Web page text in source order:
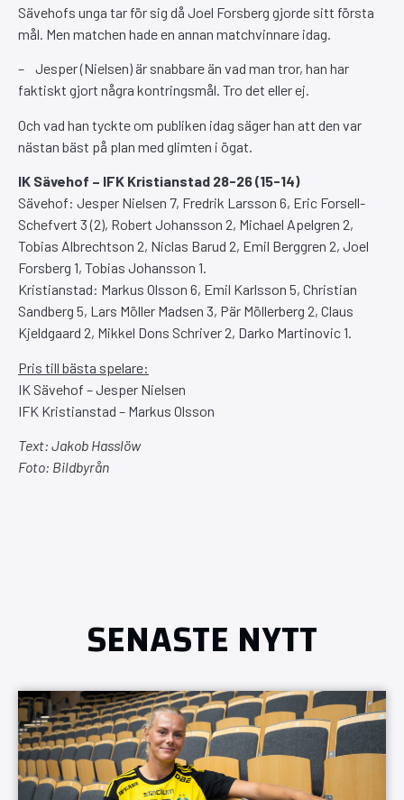
Sävehofs unga tar för sig då Joel Forsberg gjorde sitt första
mål. Men matchen hade en annan matchvinnare idag.
– Jesper (Nielsen) är snabbare än vad man tror, han har
faktiskt gjort några kontringsmål. Tro det eller ej.
Och vad han tyckte om publiken idag säger han att den var
nästan bäst på plan med glimten i ögat.
IK Sävehof – IFK Kristianstad 28-26 (15-14)
Sävehof: Jesper Nielsen 7, Fredrik Larsson 6, Eric Forsell-
Schefvert 3 (2), Robert Johansson 2, Michael Apelgren 2,
Tobias Albrechtson 2, Niclas Barud 2, Emil Berggren 2, Joel
Forsberg 1, Tobias Johansson 1.
Kristianstad: Markus Olsson 6, Emil Karlsson 5, Christian
Sandberg 5, Lars Möller Madsen 3, Pär Möllerberg 2, Claus
Kjeldgaard 2, Mikkel Dons Schriver 2, Darko Martinovic 1.
Pris till bästa spelare:
IK Sävehof – Jesper Nielsen
IFK Kristianstad – Markus Olsson
Text: Jakob Hasslöw
Foto: Bildbyrån
SENASTE NYTT